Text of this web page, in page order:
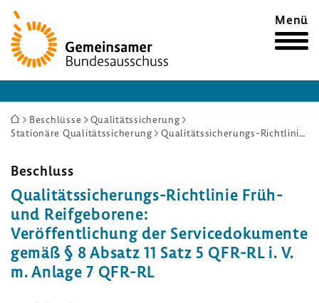
Zur
Startseite
Menü
Sie
sind
Beschlüsse
Qualitätssicherung
Stationäre Qualitätssicherung
Qualitätssicherungs-Richtlinie Früh- und Reifgeborene: Veröffentlichung der Servicedokumente gemäß § 8 Absatz 11 Satz 5 QFR-RL i. V. m. Anlage 7 QFR-RL
Beschluss
Qualitätssicherungs-​Richtlinie Früh-
und Reif­ge­bo­rene:
Veröf­fent­li­chung der Servi­ce­do­ku­mente
gemäß § 8 Absatz 11 Satz 5 QFR-RL i. V.
m. Anlage 7 QFR-RL